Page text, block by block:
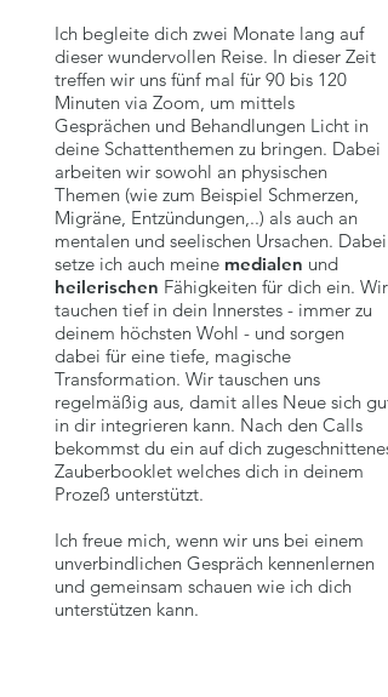
Ich begleite dich zwei Monate lang auf
dieser wundervollen Reise. In dieser Zeit
treffen wir uns fünf mal für 90 bis 120
Minuten via Zoom, um mittels
Gesprächen und Behandlungen Licht in
deine Schattenthemen zu bringen. Dabei
arbeiten wir sowohl an physischen
Themen (wie zum Beispiel Schmerzen,
Migräne, Entzündungen,..) als auch an
mentalen und seelischen Ursachen. Dabei
setze ich auch meine medialen und
heilerischen Fähigkeiten für dich ein. Wir
tauchen tief in dein Innerstes - immer zu
deinem höchsten Wohl - und sorgen
dabei für eine tiefe, magische
Transformation. Wir tauschen uns
regelmäßig aus, damit alles Neue sich gut
in dir integrieren kann. Nach den Calls
bekommst du ein auf dich zugeschnittenes
Zauberbooklet welches dich in deinem
Prozeß unterstützt.
Ich freue mich, wenn wir uns bei einem
unverbindlichen Gespräch kennenlernen
und gemeinsam schauen wie ich dich
unterstützen kann.